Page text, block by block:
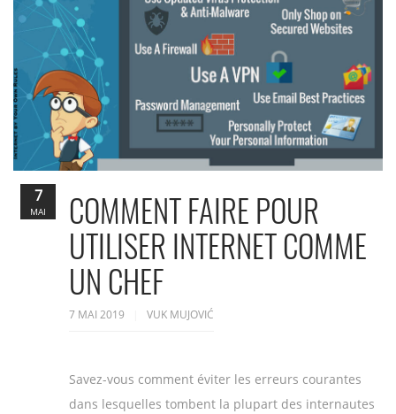
COMMENT FAIRE POUR
UTILISER INTERNET COMME
UN CHEF
7 MAI 2019 VUK MUJOVIĆ
Savez-vous comment éviter les erreurs courantes
dans lesquelles tombent la plupart des internautes
7
MAI